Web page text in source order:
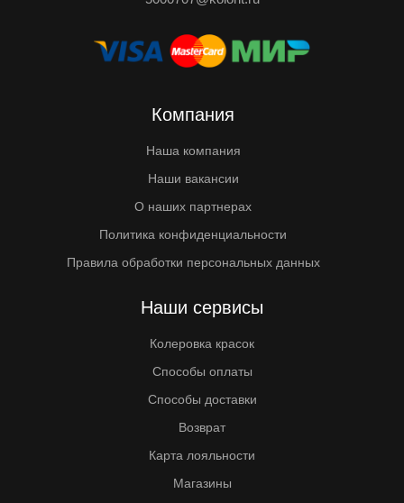
Компания
Наша компания
Наши вакансии
О наших партнерах
Политика конфиденциальности
Правила обработки персональных данных
Наши сервисы
Колеровка красок
Способы оплаты
Способы доставки
Возврат
Карта лояльности
Магазины